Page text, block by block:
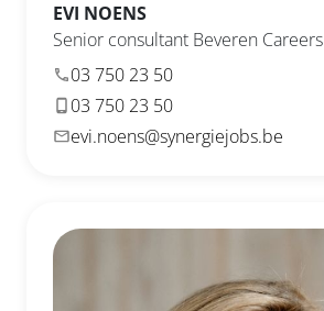
EVI NOENS
Senior consultant Beveren Careers
03 750 23 50
03 750 23 50
evi.noens@synergiejobs.be